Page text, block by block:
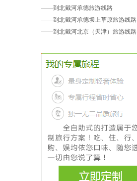
——到北戴河承德旅游线路
——到北戴河承德坝上草原旅游线路
——到北戴河北京（天津）旅游线路